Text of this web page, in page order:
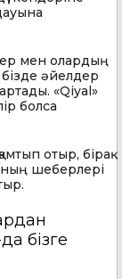
мен олардың
әйелдер
«Qiyal»
болса
отыр, бірақ
шеберлері
бізге